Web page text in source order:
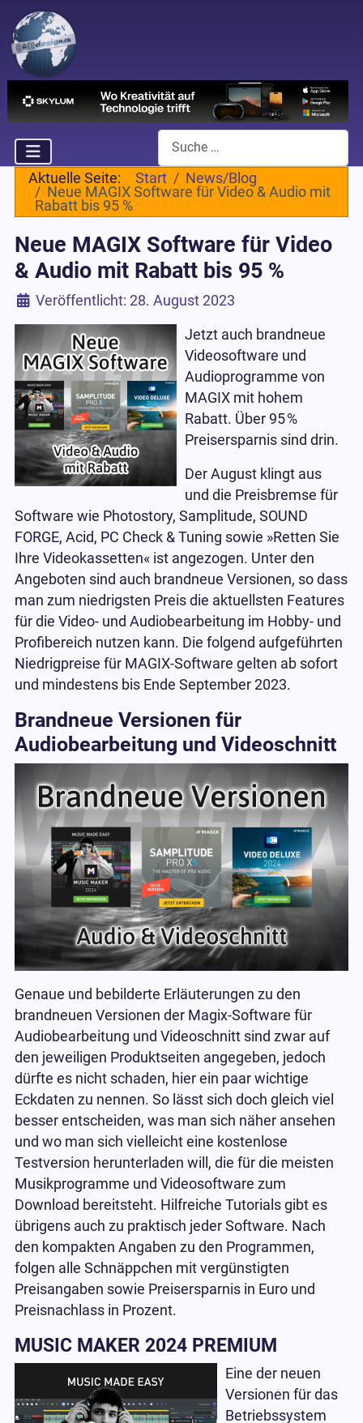
Suchen
Aktuelle Seite: Start
News/Blog
Neue MAGIX Software für Video & Audio mit
Rabatt bis 95 %
Neue MAGIX Software für Video
& Audio mit Rabatt bis 95 %
Details
Veröffentlicht: 28. August 2023
Jetzt auch brandneue
Videosoftware und
Audioprogramme von
MAGIX mit hohem
Rabatt. Über 95%
Preisersparnis sind drin.
Der August klingt aus
und die Preisbremse für
Software wie Photostory, Samplitude, SOUND
FORGE, Acid, PC Check & Tuning sowie »Retten Sie
Ihre Videokassetten« ist angezogen. Unter den
Angeboten sind auch brandneue Versionen, so dass
man zum niedrigsten Preis die aktuellsten Features
für die Video- und Audiobearbeitung im Hobby- und
Profibereich nutzen kann. Die folgend aufgeführten
Niedrigpreise für MAGIX-Software gelten ab sofort
und mindestens bis Ende September 2023.
Brandneue Versionen für
Audiobearbeitung und Videoschnitt
Genaue und bebilderte Erläuterungen zu den
brandneuen Versionen der Magix-Software für
Audiobearbeitung und Videoschnitt sind zwar auf
den jeweiligen Produktseiten angegeben, jedoch
dürfte es nicht schaden, hier ein paar wichtige
Eckdaten zu nennen. So lässt sich doch gleich viel
besser entscheiden, was man sich näher ansehen
und wo man sich vielleicht eine kostenlose
Testversion herunterladen will, die für die meisten
Musikprogramme und Videosoftware zum
Download bereitsteht. Hilfreiche Tutorials gibt es
übrigens auch zu praktisch jeder Software. Nach
den kompakten Angaben zu den Programmen,
folgen alle Schnäppchen mit vergünstigten
Preisangaben sowie Preisersparnis in Euro und
Preisnachlass in Prozent.
MUSIC MAKER 2024 PREMIUM
Eine der neuen
Versionen für das
Betriebssystem